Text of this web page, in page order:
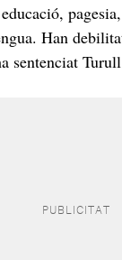
Han
sentenciat